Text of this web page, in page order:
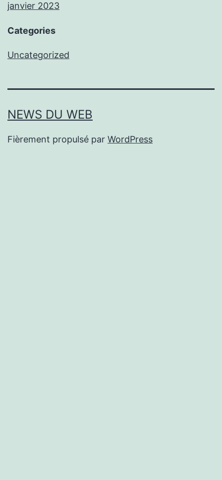
janvier 2023
Categories
Uncategorized
NEWS DU WEB
Fièrement propulsé par WordPress